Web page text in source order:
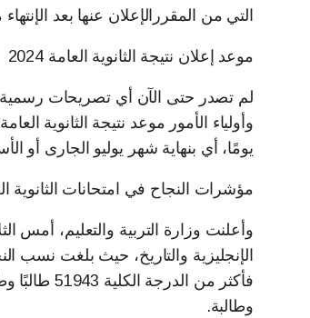
التي من المقررالإعلان عنها بعد
موعد إعلان نتيجة الثانوية العامة 2024
يومًا، أي بنهاية شهر يوليو الجارى
مؤشرات النجاح في امتحانات الثانوية
وطالبة.